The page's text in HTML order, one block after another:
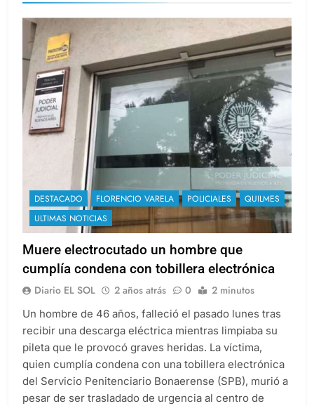
DESTACADO FLORENCIO VARELA POLICIALES
QUILMES
ULTIMAS NOTICIAS
Muere electrocutado un hombre que
cumplía condena con tobillera electrónica
Diario EL SOL 2 años atrás 0 2 minutos
Un hombre de 46 años, falleció el pasado lunes tras
recibir una descarga eléctrica mientras limpiaba su
pileta que le provocó graves heridas. La víctima,
quien cumplía condena con una tobillera electrónica
del Servicio Penitenciario Bonaerense (SPB), murió a
pesar de ser trasladado de urgencia al centro de